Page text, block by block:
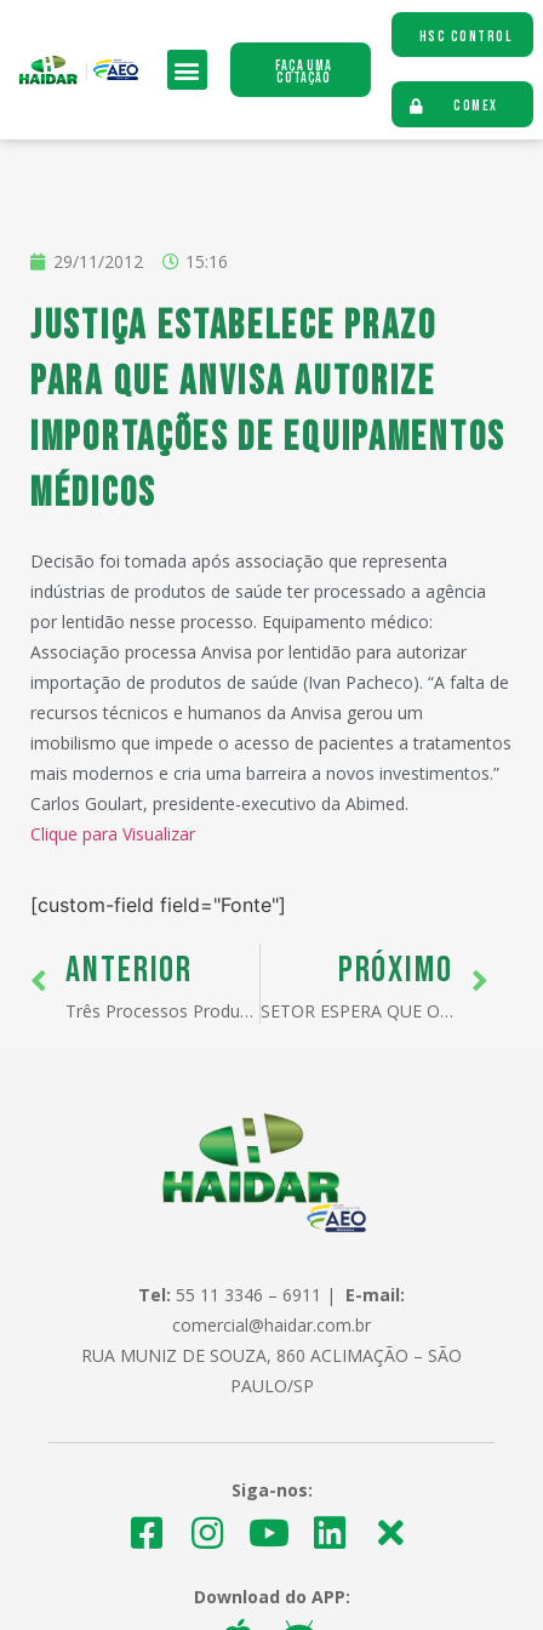
Faça uma
Cotação
HSC CONTROL
COMEX
29/11/2012 15:16
Justiça estabelece prazo
para que Anvisa autorize
importações de equipamentos
médicos
Decisão foi tomada após associação que representa
indústrias de produtos de saúde ter processado a agência
por lentidão nesse processo. Equipamento médico:
Associação processa Anvisa por lentidão para autorizar
importação de produtos de saúde (Ivan Pacheco). “A falta de
recursos técnicos e humanos da Anvisa gerou um
imobilismo que impede o acesso de pacientes a tratamentos
mais modernos e cria uma barreira a novos investimentos.”
Carlos Goulart, presidente-executivo da Abimed.
Clique para Visualizar
[custom-field field="Fonte"]
ANTERIOR
Três Processos Produtivos Básicos estão com consulta pública em aberto
PRÓXIMO
SETOR ESPERA QUE O MERCADO SEJA MELHOR NO PRÓXIMO ANO
Tel: 55 11 3346 – 6911 | E-mail:
comercial@haidar.com.br
RUA MUNIZ DE SOUZA, 860 ACLIMAÇÃO – SÃO
PAULO/SP
Siga-nos:
Download do APP: